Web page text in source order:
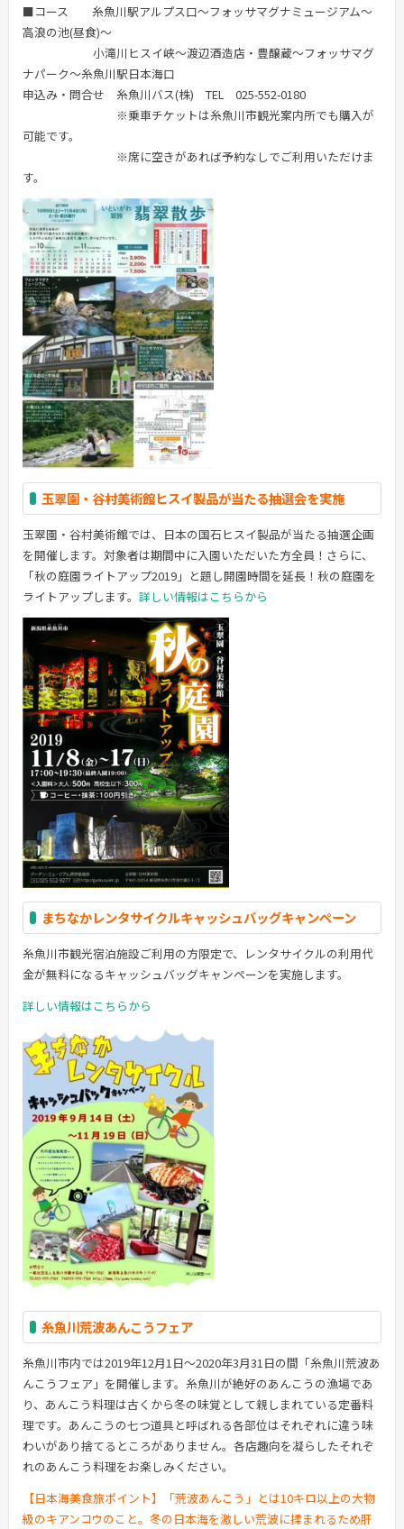
■コース 糸魚川駅アルプス口～フォッサマグナミュージアム～
高浪の池(昼食)～
小滝川ヒスイ峡～渡辺酒造店・豊醸蔵～フォッサマグ
ナパーク～糸魚川駅日本海口
申込み・問合せ 糸魚川バス(株) TEL 025-552-0180
※乗車チケットは糸魚川市観光案内所でも購入が
可能です。
※席に空きがあれば予約なしでご利用いただけま
す。
玉翠園・谷村美術館ヒスイ製品が当たる抽選会を実施
玉翠園・谷村美術館では、日本の国石ヒスイ製品が当たる抽選企画
を開催します。対象者は期間中に入園いただいた方全員！さらに、
「秋の庭園ライトアップ2019」と題し開園時間を延長！秋の庭園を
ライトアップします。 詳しい情報はこちらから
まちなかレンタサイクルキャッシュバッグキャンペーン
糸魚川市観光宿泊施設ご利用の方限定で、レンタサイクルの利用代
金が無料になるキャッシュバッグキャンペーンを実施します。
詳しい情報はこちらから
糸魚川荒波あんこうフェア
糸魚川市内では2019年12月1日～2020年3月31日の間「糸魚川荒波あ
んこうフェア」を開催します。糸魚川が絶好のあんこうの漁場であ
り、あんこう料理は古くから冬の味覚として親しまれている定番料
理です。あんこうの七つ道具と呼ばれる各部位はそれぞれに違う味
わいがあり捨てるところがありません。各店趣向を凝らしたそれぞ
れのあんこう料理をお楽しみください。
【日本海美食旅ポイント】「荒波あんこう」とは10キロ以上の大物
級のキアンコウのこと。冬の日本海を激しい荒波に揉まれるため肝